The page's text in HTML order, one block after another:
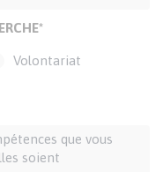
Volontariat